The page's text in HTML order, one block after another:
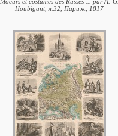
Houbigant, л.32, Париж, 1817